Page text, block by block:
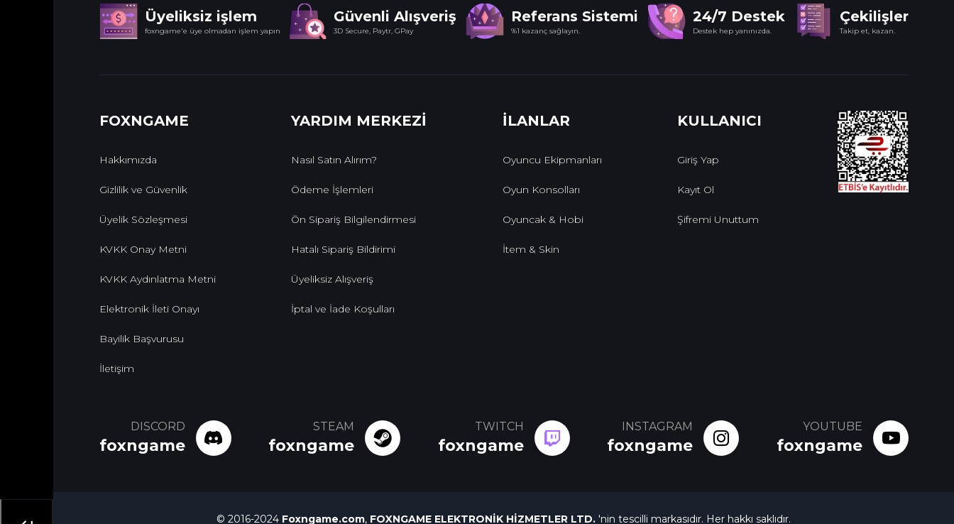
Üyeliksiz işlem
foxngame'e üye olmadan işlem yapın
Güvenli Alışveriş
3D Secure, Paytr, GPay
Referans Sistemi
%1 kazanç sağlayın.
24/7 Destek
Destek hep yanınızda.
Çekilişler
Takip et, kazan.
FOXNGAME
Hakkımızda
Gizlilik ve Güvenlik
Üyelik Sözleşmesi
KVKK Onay Metni
KVKK Aydınlatma Metni
Elektronik İleti Onayı
Bayilik Başvurusu
İletişim
YARDIM MERKEZİ
Nasıl Satın Alırım?
Ödeme İşlemleri
Ön Sipariş Bilgilendirmesi
Hatalı Sipariş Bildirimi
Üyeliksiz Alışveriş
İptal ve İade Koşulları
İLANLAR
Oyuncu Ekipmanları
Oyun Konsolları
Oyuncak & Hobi
İtem & Skin
KULLANICI
Giriş Yap
Kayıt Ol
Şifremi Unuttum
DISCORD
foxngame
STEAM
foxngame
TWITCH
foxngame
INSTAGRAM
foxngame
YOUTUBE
foxngame
© 2016-2024 Foxngame.com, FOXNGAME ELEKTRONİK HİZMETLER LTD. 'nin tescilli markasıdır. Her hakkı saklıdır.